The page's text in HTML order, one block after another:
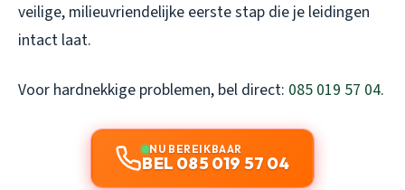
veilige, milieuvriendelijke eerste stap die je leidingen
intact laat.
Voor hardnekkige problemen, bel direct: 085 019 57 04.
NU BEREIKBAAR
BEL 085 019 57 04